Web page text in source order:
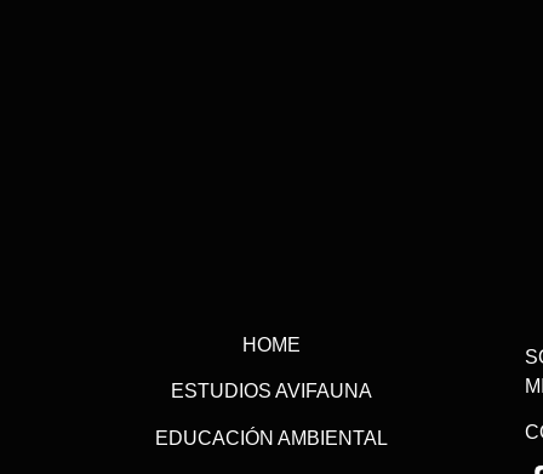
HOME
ESTUDIOS AVIFAUNA
EDUCACIÓN AMBIENTAL